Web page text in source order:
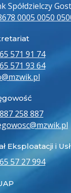
Spółdzielczy
0005 0050
65 571 91 74
65 571 93 64
887 258 887
Eksploatacji i
65 57 27 994